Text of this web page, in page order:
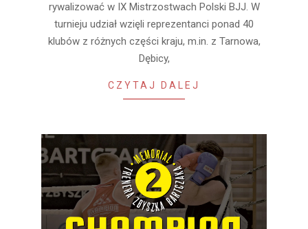
rywalizować w IX Mistrzostwach Polski BJJ. W
turnieju udział wzięli reprezentanci ponad 40
klubów z różnych części kraju, m.in. z Tarnowa,
Dębicy,
CZYTAJ DALEJ